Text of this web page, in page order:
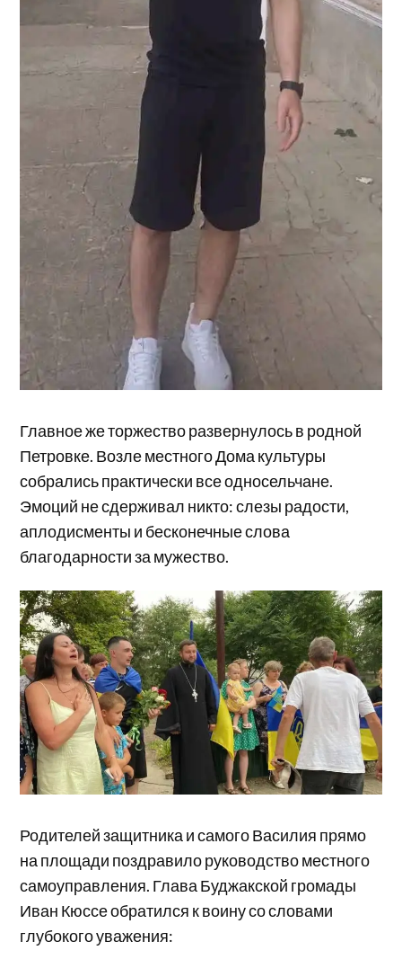
Главное же торжество развернулось в родной
Петровке. Возле местного Дома культуры
собрались практически все односельчане.
Эмоций не сдерживал никто: слезы радости,
аплодисменты и бесконечные слова
благодарности за мужество.
Родителей защитника и самого Василия прямо
на площади поздравило руководство местного
самоуправления. Глава Буджакской громады
Иван Кюссе обратился к воину со словами
глубокого уважения: